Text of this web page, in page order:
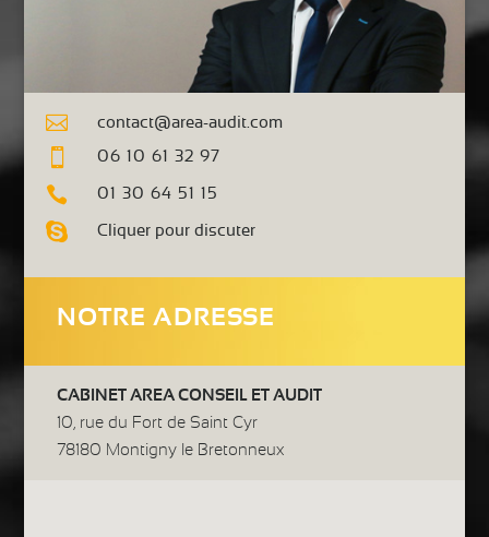
 contact@area-audit.com
 06 10 61 32 97
 01 30 64 51 15
 Cliquer pour discuter
NOTRE ADRESSE
CABINET AREA CONSEIL ET AUDIT
10, rue du Fort de Saint Cyr
78180 Montigny le Bretonneux